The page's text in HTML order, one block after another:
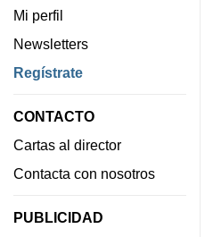
Mi perfil
Newsletters
Regístrate
CONTACTO
Cartas al director
Contacta con nosotros
PUBLICIDAD